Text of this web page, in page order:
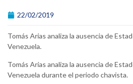
22/02/2019
Tomás Arias analiza la ausencia de
Venezuela.
Tomás Arias analiza la ausencia de
Venezuela durante el periodo chavista.